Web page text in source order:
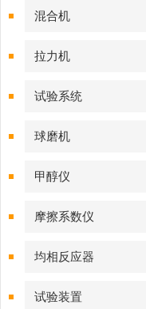
混合机
拉力机
试验系统
球磨机
甲醇仪
摩擦系数仪
均相反应器
试验装置